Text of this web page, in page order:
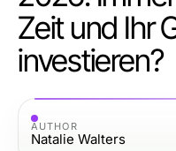
Zeit und Ihr
investieren?
AUTHOR
Natalie Walters